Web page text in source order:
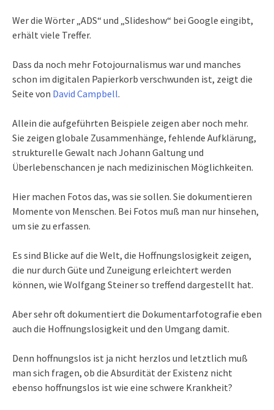
Wer die Wörter „ADS“ und „Slideshow“ bei Google eingibt,
erhält viele Treffer.
Dass da noch mehr Fotojournalismus war und manches
schon im digitalen Papierkorb verschwunden ist, zeigt die
Seite von David Campbell.
Allein die aufgeführten Beispiele zeigen aber noch mehr.
Sie zeigen globale Zusammenhänge, fehlende Aufklärung,
strukturelle Gewalt nach Johann Galtung und
Überlebenschancen je nach medizinischen Möglichkeiten.
Hier machen Fotos das, was sie sollen. Sie dokumentieren
Momente von Menschen. Bei Fotos muß man nur hinsehen,
um sie zu erfassen.
Es sind Blicke auf die Welt, die Hoffnungslosigkeit zeigen,
die nur durch Güte und Zuneigung erleichtert werden
können, wie Wolfgang Steiner so treffend dargestellt hat.
Aber sehr oft dokumentiert die Dokumentarfotografie eben
auch die Hoffnungslosigkeit und den Umgang damit.
Denn hoffnungslos ist ja nicht herzlos und letztlich muß
man sich fragen, ob die Absurdität der Existenz nicht
ebenso hoffnungslos ist wie eine schwere Krankheit?